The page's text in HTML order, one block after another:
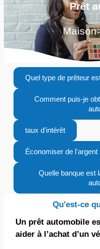
Prêt
Quel type de prêteur
Comment puis-je
taux d'intérêt
Économiser de
Quelle banque est
Qu'est-ce
Un prêt automobile
aider à l’achat d’un